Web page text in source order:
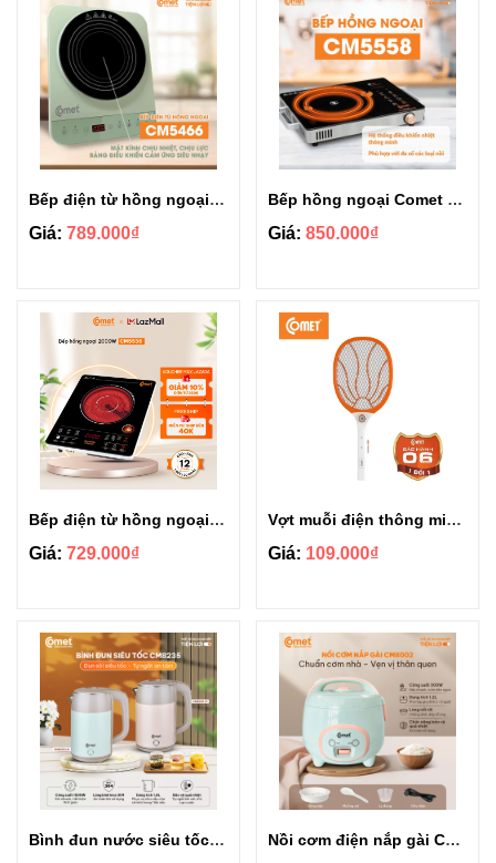
Bếp điện từ hồng ngoại Comet CM5466 công suất 2000W
Giá: 789.000₫
Bếp hồng ngoại Comet CM5558 công xuất 2000W
Giá: 850.000₫
Bếp điện từ hồng ngoại Comet CM5536 công suất 2000W
Giá: 729.000₫
Vợt muỗi điện thông minh đa năng có LED Comet CP043
Giá: 109.000₫
Bình đun nước siêu tốc tự động Comet CM8235 Nồi cơm điện nắp gài Comet CM8002 1.2L